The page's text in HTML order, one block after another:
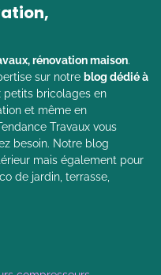
rénovation maison.
sur notre blog dédié à
petits bricolages en
et même en
Travaux vous
besoin. Notre blog
mais également pour
de jardin, terrasse,